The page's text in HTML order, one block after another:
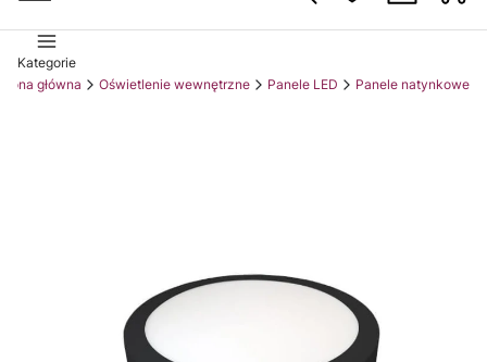
Kategorie
główna
Oświetlenie wewnętrzne Panele LED Panele natynkowe